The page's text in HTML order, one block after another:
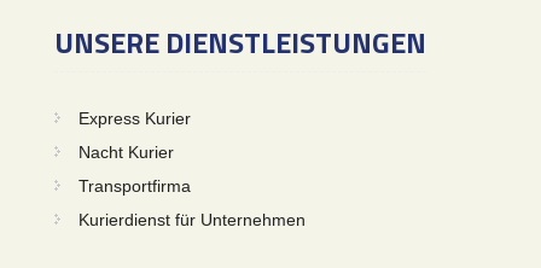
UNSERE DIENSTLEISTUNGEN
Express Kurier
Nacht Kurier
Transportfirma
Kurierdienst für Unternehmen